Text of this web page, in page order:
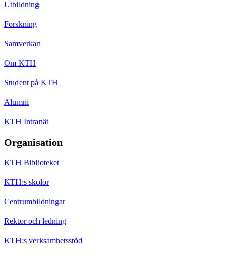
Utbildning
Forskning
Samverkan
Om KTH
Student på KTH
Alumni
KTH Intranät
Organisation
KTH Biblioteket
KTH:s skolor
Centrumbildningar
Rektor och ledning
KTH:s verksamhetsstöd